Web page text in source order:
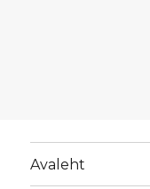
Avaleht